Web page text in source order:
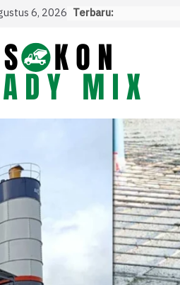
6, 2026 Terbaru: